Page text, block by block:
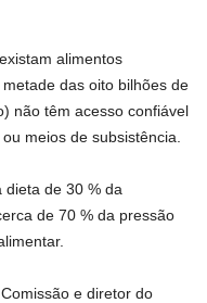
alimentos
das oito bilhões de
não têm acesso confiável
meios de subsistência.
dieta de 30 % da
de 70 % da pressão
e diretor do